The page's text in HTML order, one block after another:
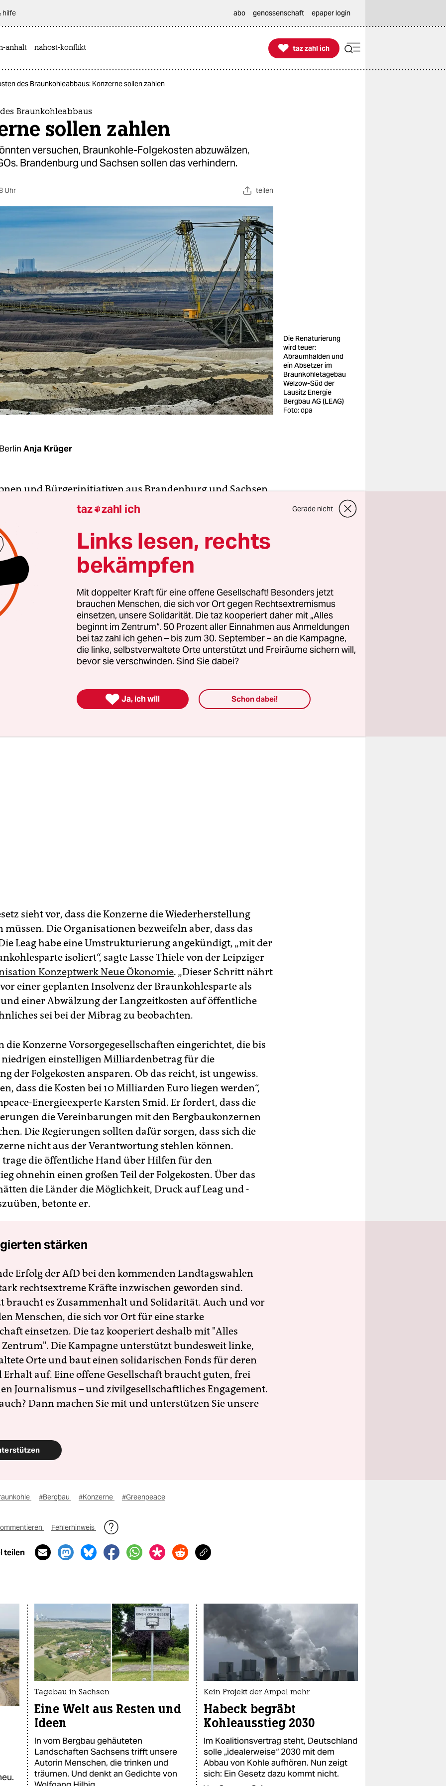
hilfe abo genossenschaft epaper login
anhalt nahost-konflikt 
taz zahl ich
taz zahl ich
des Braunkohleabbaus: Konzerne sollen zahlen
Braunkohleabbaus
sollen zahlen
versuchen, Braunkohle-Folgekosten abzuwälzen,
Brandenburg und Sachsen sollen das verhindern.
Uhr teilen
Die Renaturierung
wird teuer:
Abraumhalden und
ein Absetzer im
Braunkohletagebau
Welzow-Süd der
Lausitz Energie
Bergbau AG (LEAG)
Foto: dpa
Anja Krüger
und Bür­ge­riniti­ativen aus Brandenburg und Sachsen
sich die Bergbaukonzerne Leag und Mibrag ihrer
Verantwortung für die Rekultivierung der
in der Region entziehen. Die künftigen
müssten dafür sorgen, dassdie Gewinne der
erneuerbaren Energienin die Bewältigung der Altlasten
sie. Im September sind in Sachsen und Brandenburg
wird
bis höchstens 2038 Braunkohle abgebaut.
die betroffenen Gebiete rekultiviert werden. „Wir
dass Energiekonzerne diese Kosten auf die Allgemeinheit
sie Gewinne aus Erneuerbaren für sich behalten“,
die NGO Konzeptwerk Neue Ökonomie unterzeichnet
sieht vor, dass die Konzerne die Wiederherstellung
Die Organisationen bezweifeln aber, dass das
Leag habe eine Umstrukturierung angekündigt, „mit der
isoliert“, sagte Lasse Thiele von der Leipziger
Konzeptwerk Neue Ökonomie. „Dieser Schritt nährt
einer geplanten Insolvenz der Braunkohlesparte als
und einer Abwälzung der Langzeitkosten auf öffentliche
sei bei der Mibrag zu beobachten.
die Konzerne Vorsorgegesellschaften eingerichtet, die bis
niedrigen einstelligen Milliardenbetrag für die
der Folgekosten ansparen. Ob das reicht, ist ungewiss.
dass die Kosten bei 10 Mil­liarden Euro liegen werden“,
Energie­experte Karsten Smid. Er fordert, dass die
die Vereinbarungen mit den Bergbaukonzernen
Die Regierungen sollten dafür sorgen, dass sich die
nicht aus der Verantwortung stehlen können.
trage die öffentliche Hand über Hilfen für den
ohnehin einen großen Teil der Folgekosten. Über das
die Länder die Möglichkeit, Druck auf Leag und
betonte er.
stärken
Erfolg der AfD bei den kommenden Landtagswahlen
rechtsextreme Kräfte inzwischen geworden sind.
braucht es Zusammenhalt und Solidarität. Auch und vor
Menschen, die sich vor Ort für eine starke
einsetzen. Die taz kooperiert deshalb mit "Alles
Die Kampagne unterstützt bundesweit linke,
Orte und baut einen solidarischen Fonds für deren
Erhalt auf. Eine offene Gesellschaft braucht guten, frei
Journalismus – und zivilgesellschaftliches Engagement.
Dann machen Sie mit und unterstützen Sie unsere
#Bergbau #Konzerne #Greenpeace
Fehlerhinweis
teilen
Tagebau in Sachsen
Eine Welt aus Resten und
Ideen
In vom Bergbau gehäuteten
Landschaften Sachsens trifft unsere
Autorin Menschen, die trinken und
träumen. Und denkt an Gedichte von
Kein Projekt der Ampel mehr
Habeck begräbt
Kohleausstieg 2030
Im Koalitionsvertrag steht, Deutschland
solle „idealerweise“ 2030 mit dem
Abbau von Kohle aufhören. Nun zeigt
sich: Ein Gesetz dazu kommt nicht.
taz zahl ich Gerade nicht
Links lesen, rechts
bekämpfen
Mit doppelter Kraft für eine offene Gesellschaft! Besonders jetzt
brauchen Menschen, die sich vor Ort gegen Rechtsextremismus
einsetzen, unsere Solidarität. Die taz kooperiert daher mit „Alles
beginnt im Zentrum“. 50 Prozent aller Einnahmen aus Anmeldungen
bei taz zahl ich gehen – bis zum 30. September – an die Kampagne,
die linke, selbstverwaltete Orte unterstützt und Freiräume sichern will,
bevor sie verschwinden. Sind Sie dabei?
 Ja, ich will Schon dabei!